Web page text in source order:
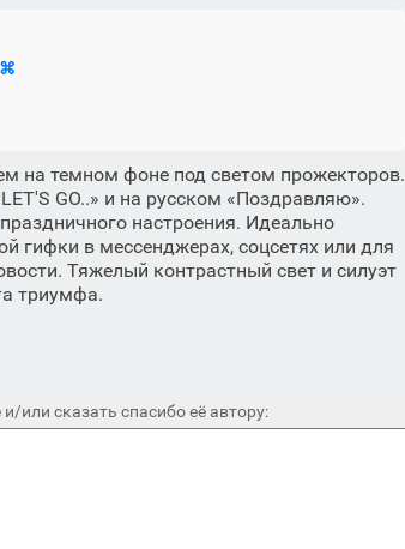
на темном фоне под светом прожекторов.
GO..» и на русском «Поздравляю».
настроения. Идеально
гифки в мессенджерах, соцсетях или для
Тяжелый контрастный свет и силуэт
триумфа.
или сказать спасибо её автору: